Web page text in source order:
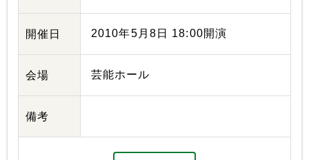
開催日 2010年5月8日 18:00開演
会場 芸能ホール
備考